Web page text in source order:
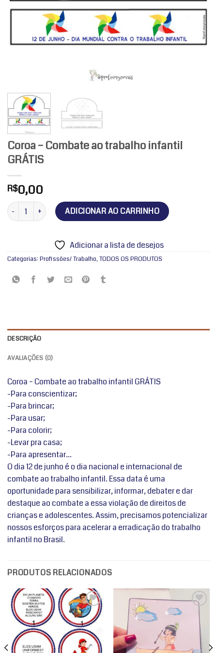
Coroa – Combate ao trabalho infantil
GRÁTIS
R$0,00
Coroa - Combate ao trabalho infantil GRÁTIS quantidade
ADICIONAR AO CARRINHO
Adicionar a lista de desejos
Categorias: Profissões/ Trabalho, TODOS OS PRODUTOS
DESCRIÇÃO
AVALIAÇÕES (0)
Coroa – Combate ao trabalho infantil GRÁTIS
-Para conscientizar;
-Para brincar;
-Para usar;
-Para colorir;
-Levar pra casa;
-Para apresentar…
O dia 12 de junho é o dia nacional e internacional de
combate ao trabalho infantil. Essa data é uma
oportunidade para sensibilizar, informar, debater e dar
destaque ao combate a essa violação de direitos de
crianças e adolescentes. Assim, precisamos potencializar
nossos esforços para acelerar a erradicação do trabalho
infantil no Brasil.
PRODUTOS RELACIONADOS
Adicionar
a lista de
desejos
Adicionar
a lista de
desejos